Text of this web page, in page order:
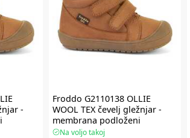
-
Froddo G2110138 OLLIE
WOOL TEX čevelj gležnjar -
membrana podloženi
Na voljo takoj